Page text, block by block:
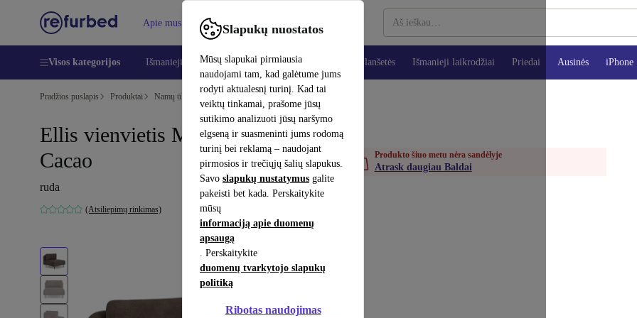
Slapukų nuostatos
Mūsų slapukai pirmiausia
naudojami tam, kad galėtume jums
rodyti aktualesnį turinį. Kad tai
veiktų tinkamai, prašome jūsų
sutikimo analizuoti jūsų naršymo
elgseną ir suasmeninti jums rodomą
turinį bei reklamą – naudojant
pirmosios ir trečiųjų šalių slapukus.
Savo slapukų nustatymus galite
pakeisti bet kada. Perskaitykite
mūsų
informaciją apie duomenų
apsaugą
. Perskaitykite
duomenų tvarkytojo slapukų
politiką
Ribotas naudojimas
Apie mus Pagalba
Visos kategorijos Išmanieji telefonai Nešiojamieji kompiuteriai Planšetės Išmanieji laikrodžiai Priedai Ausinės iPhone
Pradžios puslapis Produktai Namų ūkis Baldai
Ellis vienvietis Modul Aulla
Cacao
ruda
(Atsiliepimų rinkimas)
Produkto šiuo metu nėra sandėlyje
Atrask daugiau Baldai